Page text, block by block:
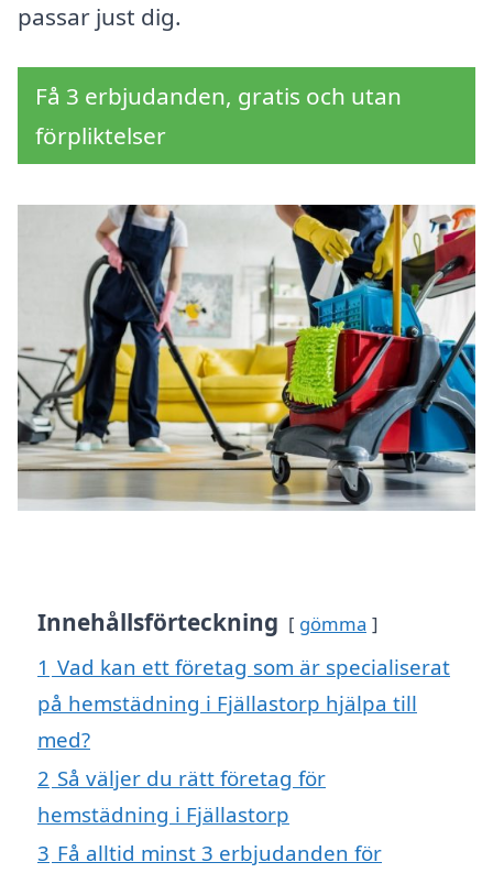
passar just dig.
Få 3 erbjudanden, gratis och utan
förpliktelser
Innehållsförteckning gömma
1 Vad kan ett företag som är specialiserat
på hemstädning i Fjällastorp hjälpa till
med?
2 Så väljer du rätt företag för
hemstädning i Fjällastorp
3 Få alltid minst 3 erbjudanden för